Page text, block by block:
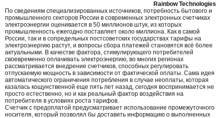
Rainbow Technologies
По сведениям специализированных источников, потребность бытового и
промышленного секторов России в современных электронных счетчиках
электроэнергии оценивается в 50 миллионов штук, из которых
промышленность ежегодно поставляет около миллиона. Как в самой
России, так и в сопредельных постсоветских государствах тарифы на
электроэнергию растут, и вопросы сбора платежей становятся всё более
актуальными. В качестве фактора, стимулирующего потребителей
своевременно оплачивать электроэнергию, во многих регионах
рассматривается внедрение счетчиков, способных регулировать
отпускаемую мощность в зависимости от фактической оплаты. Сама идея
автоматического ограничения потребления в случае неоплаты, которая
казалась кощунственной еще пять лет назад, сегодня воспринимается не
просто естественно, но и как реальный фактор воздействия на
потребителя в условиях роста тарифов.
Счетчик с предоплатой предусматривает использование промежуточного
носителя, который позволял бы доставить информацию о выполненных